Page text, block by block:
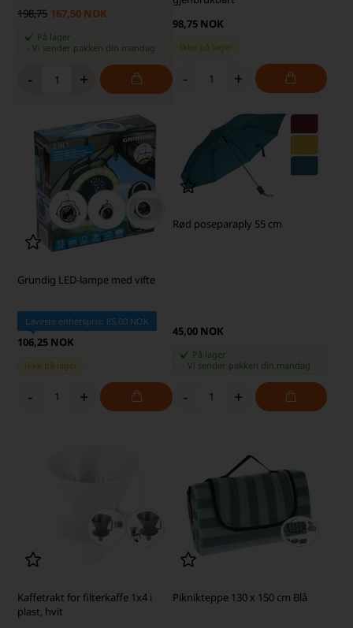
198,75 167,50 NOK
På lager
-Vi sender pakken din mandag
- +
98,75 NOK
Ikke på lager
- +
Grundig LED-lampe med vifte
Laveste enhetspris: 85,00 NOK
106,25 NOK
Ikke på lager
- +
Rød poseparaply 55 cm
45,00 NOK
På lager
Vi sender pakken din mandag
- +
Kaffetrakt for filterkaffe 1x4 i
plast, hvit
Piknikteppe 130 x 150 cm Blå